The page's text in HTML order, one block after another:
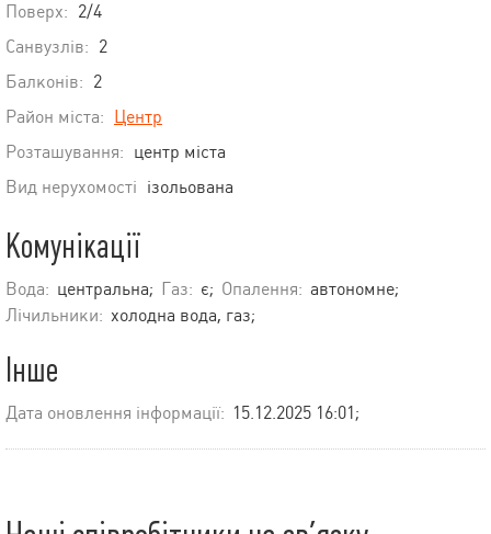
Поверх: 2/4
Санвузлів: 2
Балконів: 2
Район міста: Центр
Розташування: центр міста
Вид нерухомості ізольована
Комунікації
Вода: центральна; Газ: є; Опалення: автономне;
Лічильники: холодна вода, газ;
Інше
Дата оновлення інформації: 15.12.2025 16:01;